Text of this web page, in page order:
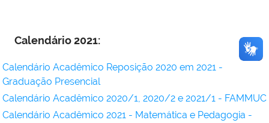
Calendário 2021:
Calendário Acadêmico Reposição 2020 em 2021 -
Graduação Presencial
Calendário Acadêmico 2020/1, 2020/2 e 2021/1 - FAMMUC
Calendário Acadêmico 2021 - Matemática e Pedagogia -